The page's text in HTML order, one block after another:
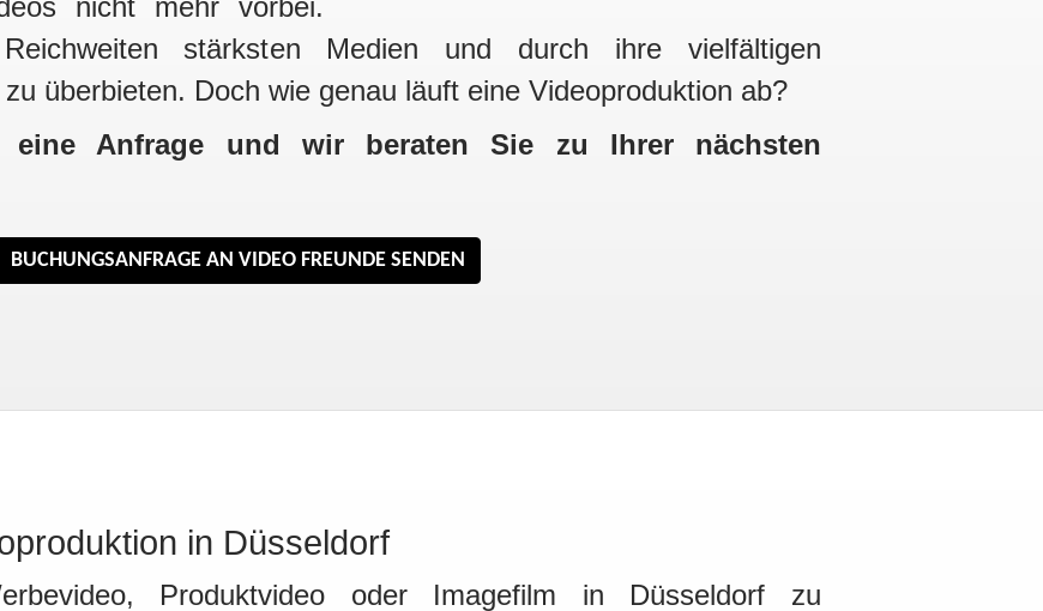
nicht mehr vorbei.
stärksten Medien und durch ihre vielfältigen
überbieten. Doch wie genau läuft eine Videoproduktion ab?
eine Anfrage und wir beraten Sie zu Ihrer nächsten
BUCHUNGSANFRAGE AN VIDEO FREUNDE SENDEN
in Düsseldorf
Produktvideo oder Imagefilm in Düsseldorf zu